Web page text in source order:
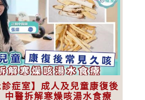
症室】成人及兒童康復後
醫拆解寒燥咳湯水食療